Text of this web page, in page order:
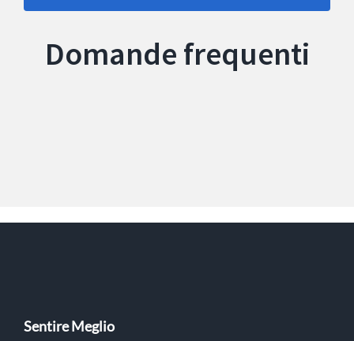
Domande frequenti
Sentire Meglio